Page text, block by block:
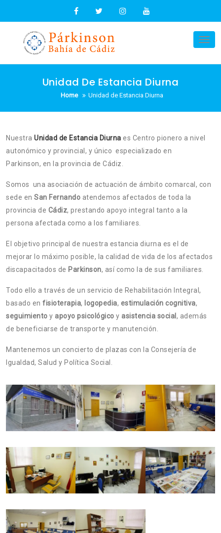
Unidad De Estancia Diurna
Home Unidad de Estancia Diurna
Nuestra Unidad de Estancia Diurna es Centro pionero a nivel
autonómico y provincial, y único especializado en
Parkinson, en la provincia de Cádiz.
Somos una asociación de actuación de ámbito comarcal, con
sede en San Fernando atendemos afectados de toda la
provincia de Cádiz, prestando apoyo integral tanto a la
persona afectada como a los familiares.
El objetivo principal de nuestra estancia diurna es el de
mejorar lo máximo posible, la calidad de vida de los afectados
discapacitados de Parkinson, así como la de sus familiares.
Todo ello a través de un servicio de Rehabilitación Integral,
basado en fisioterapia, logopedia, estimulación cognitiva,
seguimiento y apoyo psicológico y asistencia social , además
de beneficiarse de transporte y manutención.
Mantenemos un concierto de plazas con la Consejería de
Igualdad, Salud y Política Social.